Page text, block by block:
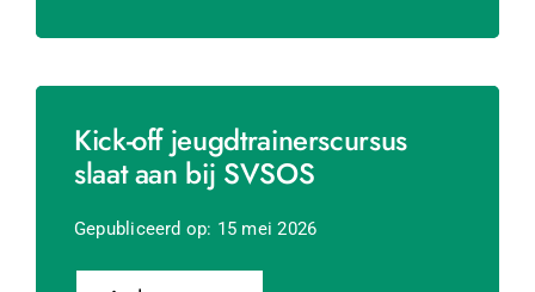
Kick-off jeugdtrainerscursus
slaat aan bij SVSOS
Gepubliceerd op: 15 mei 2026